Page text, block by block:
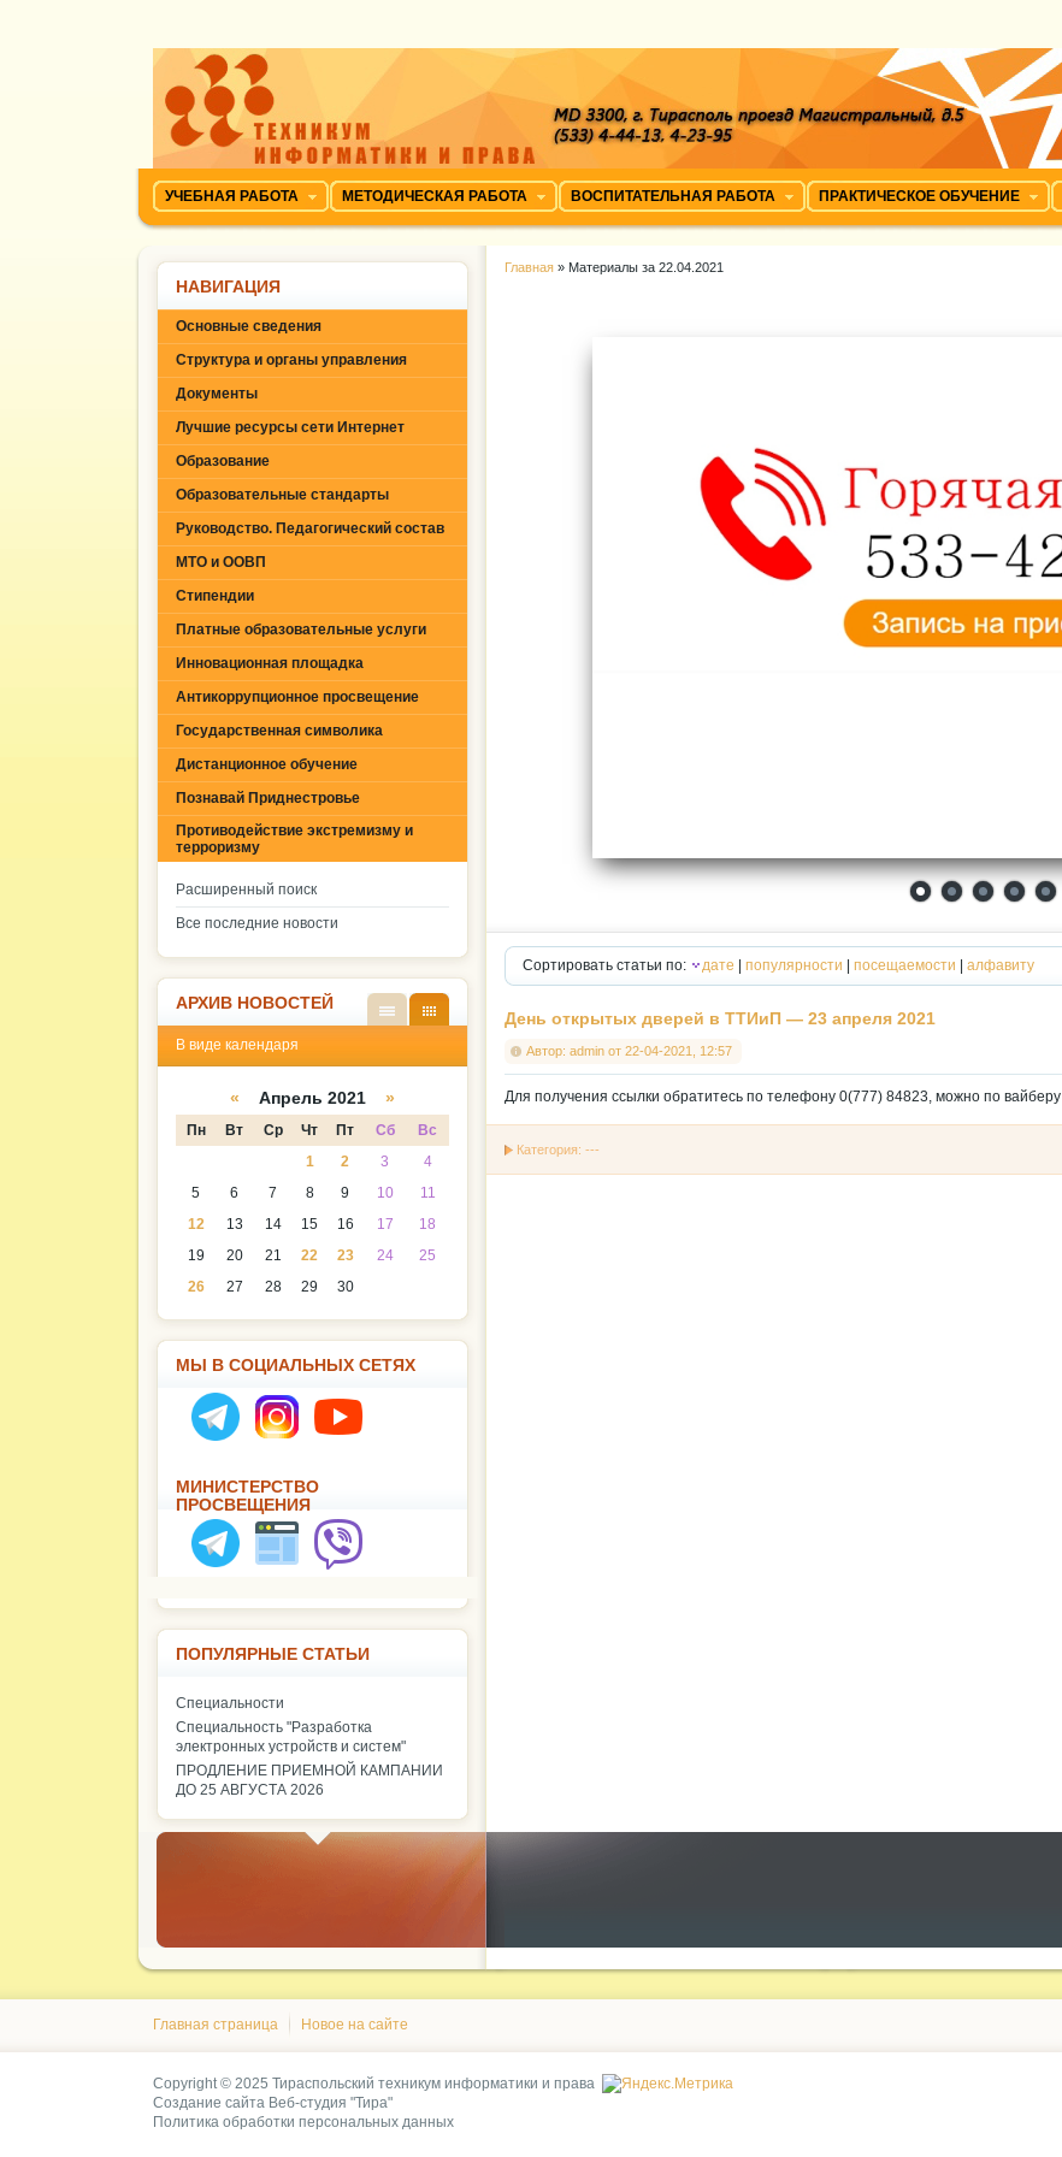
УЧЕБНАЯ РАБОТА МЕТОДИЧЕСКАЯ РАБОТА ВОСПИТАТЕЛЬНАЯ РАБОТА ПРАКТИЧЕСКОЕ ОБУЧЕНИЕ
Главная » Материалы за 22.04.2021
Сортировать статьи по: дате популярности посещаемости алфавиту
День открытых дверей в ТТИиП — 23 апреля 2021
Автор: admin от 22-04-2021, 12:57
Для получения ссылки обратитесь по телефону 0(777) 84823, можно по вайберу
Категория: ---
НАВИГАЦИЯ
Основные сведения
Структура и органы управления
Документы
Лучшие ресурсы сети Интернет
Образование
Образовательные стандарты
Руководство. Педагогический состав
МТО и ООВП
Стипендии
Платные образовательные услуги
Инновационная площадка
Антикоррупционное просвещение
Государственная символика
Дистанционное обучение
Познавай Приднестровье
Противодействие экстремизму и
терроризму
Расширенный поиск
Все последние новости
АРХИВ НОВОСТЕЙ
кален
списк
В виде календаря
« Апрель 2021 »
Пн Вт Ср Чт Пт Сб
Вс
1
2 3
4
5
6 7 8 9 10
11
12
13 14 15 16 17
18
19
20 21 22 23 24
25
26
27 28 29 30
МЫ В СОЦИАЛЬНЫХ СЕТЯХ
МИНИСТЕРСТВО
ПРОСВЕЩЕНИЯ
ПОПУЛЯРНЫЕ СТАТЬИ
Специальности
Специальность "Разработка
электронных устройств и систем"
ПРОДЛЕНИЕ ПРИЕМНОЙ КАМПАНИИ
ДО 25 АВГУСТА 2026
Главная страница Новое на сайте
Copyright © 2025 Тираспольский техникум информатики и права
Создание сайта Веб-студия "Тира"
Политика обработки персональных данных